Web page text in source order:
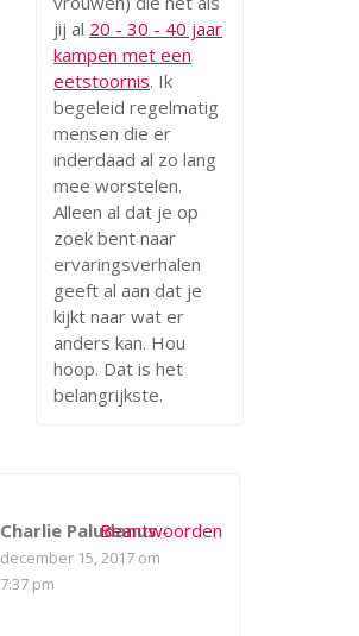
jij al 20 - 30 - 40 jaar
kampen met een
eetstoornis. Ik
begeleid regelmatig
mensen die er
inderdaad al zo lang
mee worstelen.
Alleen al dat je op
zoek bent naar
ervaringsverhalen
geeft al aan dat je
kijkt naar wat er
anders kan. Hou
hoop. Dat is het
belangrijkste.
Charlie Paludanus-
december 15, 2017 om
7:37 pm
Beantwoorden